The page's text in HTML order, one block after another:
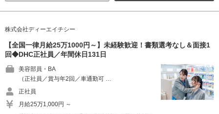
株式会社ディーエイチシー
【全国一律月給25万1000円～】未経験歓迎！書類選考なし＆面接1
回◆DHC正社員／年間休日131日
美容部員・BA
（正社員／賞与年2回／車通勤可 …
正社員
月給25万1,000円 ～